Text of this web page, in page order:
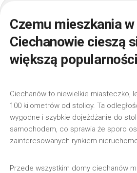
Czemu mieszkania w
Ciechanowie cieszą
większą
Ciechanów to niewielkie miasteczko,
100 kilometrów od stolicy. Ta
wygodne i szybkie dojeżdżanie do
samochodem, co sprawia że sporo
zainteresowanych rynkiem
Przede wszystkim domy ciechanów